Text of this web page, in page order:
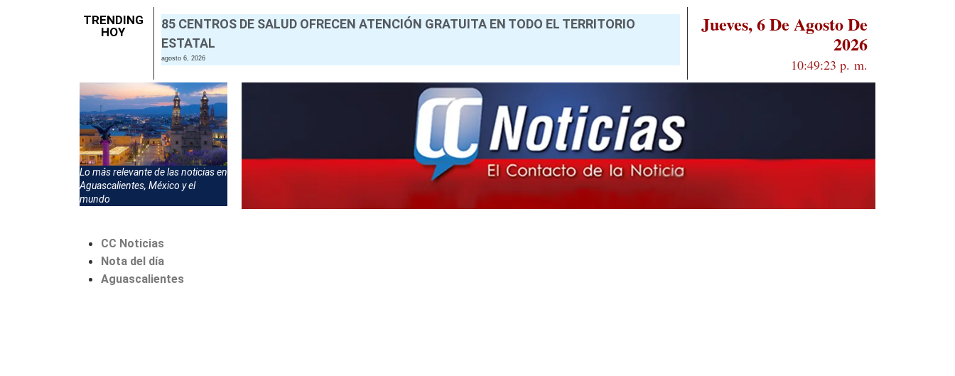
TRENDING
HOY
85 CENTROS DE SALUD OFRECEN ATENCIÓN GRATUITA EN TODO EL TERRITORIO
ESTATAL
agosto 6, 2026
Jueves, 6 De Agosto De
2026
10:49:24 p. m.
Lo más relevante de las noticias en
Aguascalientes, México y el
mundo
CC Noticias
Nota del día
Aguascalientes